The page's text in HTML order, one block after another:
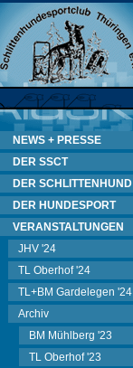
NEWS + PRESSE
DER SSCT
DER SCHLITTENHUND
DER HUNDESPORT
VERANSTALTUNGEN
JHV '24
TL Oberhof '24
TL+BM Gardelegen '24
Archiv
BM Mühlberg '23
TL Oberhof '23